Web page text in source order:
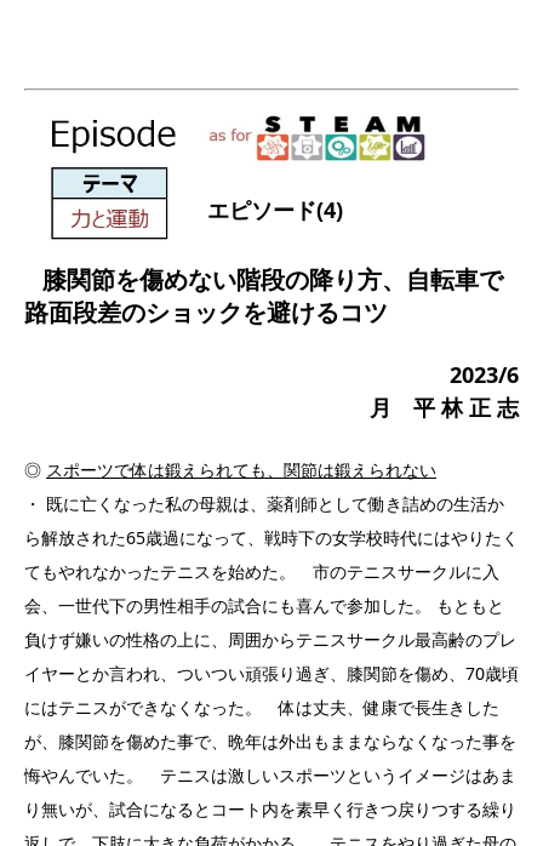
エピソード(4)
膝関節を傷めない階段の降り方、自転車で
路面段差のショックを避けるコツ
2023/6
月 平 林 正 志
◎ スポーツで体は鍛えられても、関節は鍛えられない
・ 既に亡くなった私の母親は、薬剤師として働き詰めの生活か
ら解放された65歳過になって、戦時下の女学校時代にはやりたく
てもやれなかったテニスを始めた。 市のテニスサークルに入
会、一世代下の男性相手の試合にも喜んで参加した。 もともと
負けず嫌いの性格の上に、周囲からテニスサークル最高齢のプレ
イヤーとか言われ、ついつい頑張り過ぎ、膝関節を傷め、70歳頃
にはテニスができなくなった。 体は丈夫、健康で長生きした
が、膝関節を傷めた事で、晩年は外出もままならなくなった事を
悔やんでいた。 テニスは激しいスポーツというイメージはあま
り無いが、試合になるとコート内を素早く行きつ戻りつする繰り